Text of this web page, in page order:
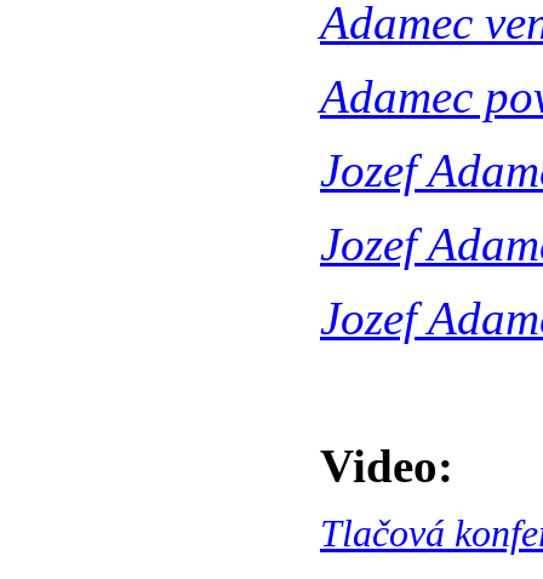
Adamec
Adamec
Jozef
Jozef
Jozef
Video:
Tlačová